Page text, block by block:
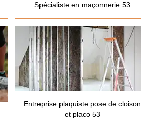
Spécialiste en maçonnerie 53
Entreprise plaquiste pose de cloison
et placo 53